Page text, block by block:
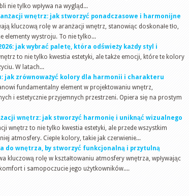
nie tylko wpływa na wygląd...
wnętrz: jak stworzyć ponadczasowe i harmonijne
kluczową rolę w aranżacji wnętrz, stanowiąc doskonałe tło,
elementy wystroju. To nie tylko...
jak wybrać paletę, która odświeży każdy styl i
to nie tylko kwestia estetyki, ale także emocji, które te kolory
W latach...
jak zrównoważyć kolory dla harmonii i charakteru
fundamentalny element w projektowaniu wnętrz,
i estetycznie przyjemnych przestrzeni. Opiera się na prostym
wnętrz: jak stworzyć harmonię i uniknąć wizualnego
wnętrz to nie tylko kwestia estetyki, ale przede wszystkim
atmosfery. Ciepłe kolory, takie jak czerwienie...
do wnętrza, by stworzyć funkcjonalną i przytulną
kluczową rolę w kształtowaniu atmosfery wnętrza, wpływając
i samopoczucie jego użytkowników....